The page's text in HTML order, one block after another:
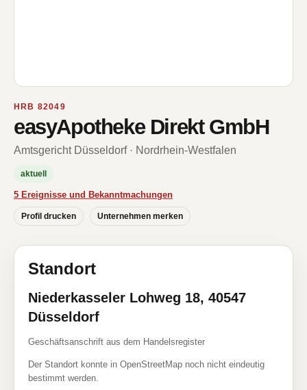
HRB 82049
easyApotheke Direkt GmbH
Amtsgericht Düsseldorf · Nordrhein-Westfalen
aktuell
5 Ereignisse und Bekanntmachungen
Profil drucken Unternehmen merken
Standort
Niederkasseler Lohweg 18, 40547
Düsseldorf
Geschäftsanschrift aus dem Handelsregister
Der Standort konnte in OpenStreetMap noch nicht eindeutig
bestimmt werden.